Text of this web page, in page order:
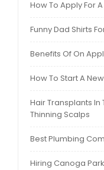
How To Apply For
Funny Dad Shirts
Benefits Of On
How To Start A
Hair Transplants In
Thinning Scalps
Best Plumbing
Hiring Canoga